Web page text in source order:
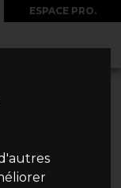
ESPACE PRO.